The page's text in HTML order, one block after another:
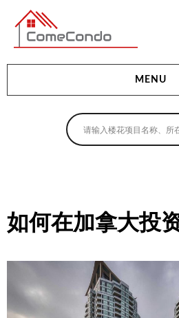
多伦多最新最全的楼花搜
MENU
地产相关
卖房指南
查询房源
如何在加拿大投